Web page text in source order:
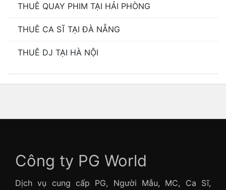
THUÊ QUAY PHIM TẠI HẢI PHÒNG
THUÊ CA SĨ TẠI ĐÀ NẴNG
THUÊ DJ TẠI HÀ NỘI
Công ty PG World
Dịch vụ cung cấp PG, Người Mẫu, MC, Ca Sĩ,